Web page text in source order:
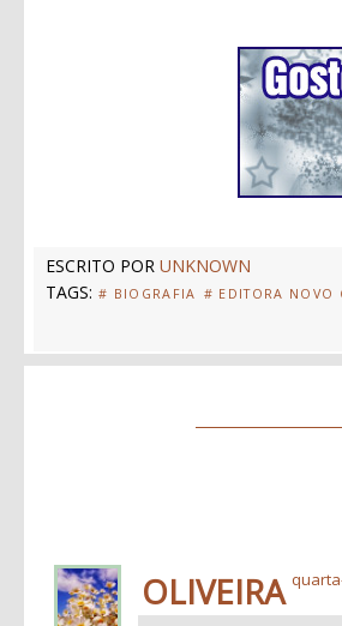
ESCRITO POR UNKNOWN
TAGS: # BIOGRAFIA # EDITORA NOVO
OLIVEIRA